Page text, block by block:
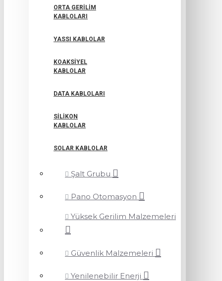
ORTA GERILIM
KABLOLARI
YASSI KABLOLAR
KOAKSIYEL
KABLOLAR
DATA KABLOLARI
SILIKON
KABLOLAR
SOLAR KABLOLAR
Şalt Grubu
Pano Otomasyon
Yüksek Gerilim Malzemeleri
Güvenlik Malzemeleri
Yenilenebilir Enerji